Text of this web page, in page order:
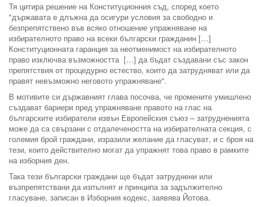
Тя цитира решение на Конституционния съд, според което
"държавата е длъжна да осигури условия за свободно и
безпрепятствено във всяко отношение упражняване на
избирателното право на всеки български гражданин […]
Конституционната гаранция за неотменимост на избирателното
право изключва възможността […] да бъдат създавани със закон
препятствия от процедурно естество, които да затрудняват или да
правят невъзможно неговото упражняване".
В мотивите си държавният глава посочва, че промените умишлено
създават бариери пред упражняване правото на глас на
българските избиратели извън Европейския съюз – затрудненията
може да са свързани с отдалечеността на избирателната секция, с
големия брой граждани, изразили желание да гласуват, и с броя на
тези, които действително могат да упражнят това право в рамките
на изборния ден.
Така тези български граждани ще бъдат затруднени или
възпрепятствани да изпълнят и принципа за задължително
гласуване, записан в Изборния кодекс, заявява Йотова.